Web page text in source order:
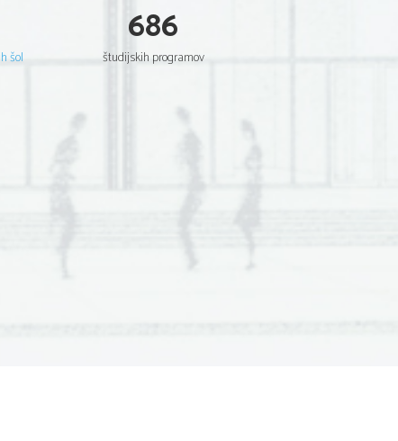
šol
686
študijskih programov